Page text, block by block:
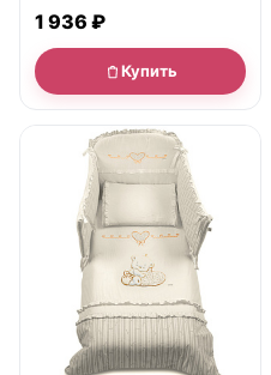
1 936 ₽
Купить
● в наличии